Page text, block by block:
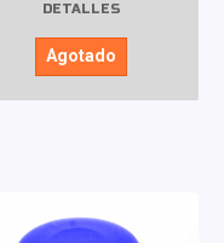
DETALLES
Agotado